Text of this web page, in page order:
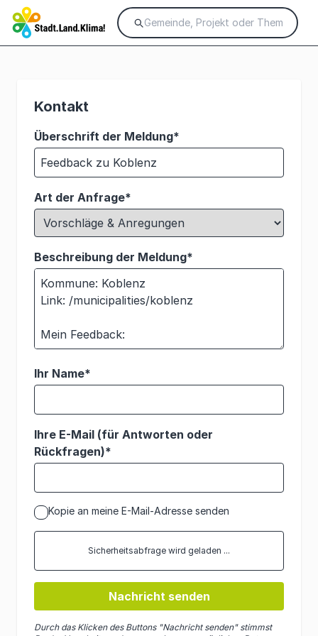
Kontakt
Überschrift der Meldung*
Art der Anfrage*
Beschreibung der Meldung*
Ihr Name*
Ihre E-Mail (für Antworten oder
Rückfragen)*
Kopie an meine E-Mail-Adresse senden
Sicherheitsabfrage wird geladen ...
Nachricht senden
Durch das Klicken des Buttons "Nachricht senden" stimmst